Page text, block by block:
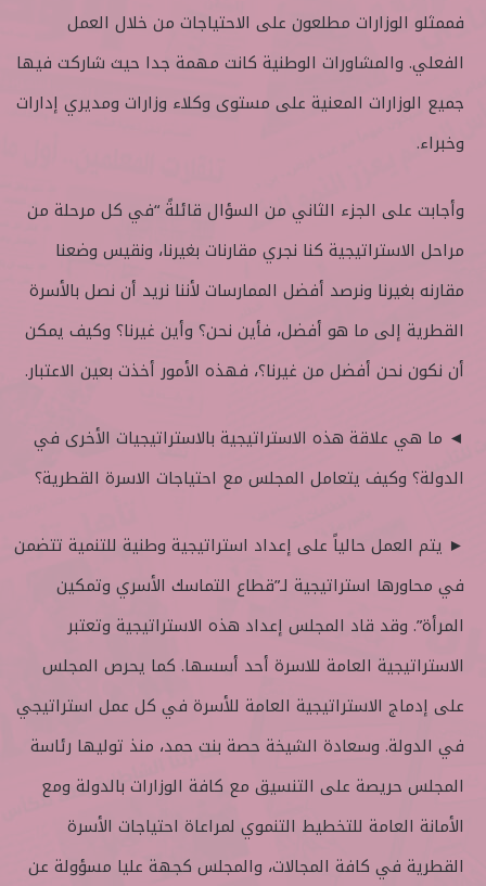
فممثلو الوزارات مطلعون على الاحتياجات من خلال العمل
الفعلي. والمشاورات الوطنية كانت مهمة جدا حيث شاركت فيها
جميع الوزارات المعنية على مستوى وكلاء وزارات ومديري إدارات
وخبراء.
وأجابت على الجزء الثاني من السؤال قائلةً “في كل مرحلة من
مراحل الاستراتيجية كنا نجري مقارنات بغيرنا، ونقيس وضعنا
مقارنه بغيرنا ونرصد أفضل الممارسات لأننا نريد أن نصل بالأسرة
القطرية إلى ما هو أفضل، فأين نحن؟ وأين غيرنا؟ وكيف يمكن
أن نكون نحن أفضل من غيرنا؟، فهذه الأمور أخذت بعين الاعتبار.
◄ ما هي علاقة هذه الاستراتيجية بالاستراتيجيات الأخرى في
الدولة؟ وكيف يتعامل المجلس مع احتياجات الاسرة القطرية؟
► يتم العمل حالياً على إعداد استراتيجية وطنية للتنمية تتضمن
في محاورها استراتيجية لـ”قطاع التماسك الأسري وتمكين
المرأة”. وقد قاد المجلس إعداد هذه الاستراتيجية وتعتبر
الاستراتيجية العامة للاسرة أحد أسسها. كما يحرص المجلس
على إدماج الاستراتيجية العامة للأسرة في كل عمل استراتيجي
في الدولة. وسعادة الشيخة حصة بنت حمد، منذ توليها رئاسة
المجلس حريصة على التنسيق مع كافة الوزارات بالدولة ومع
الأمانة العامة للتخطيط التنموي لمراعاة احتياجات الأسرة
القطرية في كافة المجالات، والمجلس كجهة عليا مسؤولة عن